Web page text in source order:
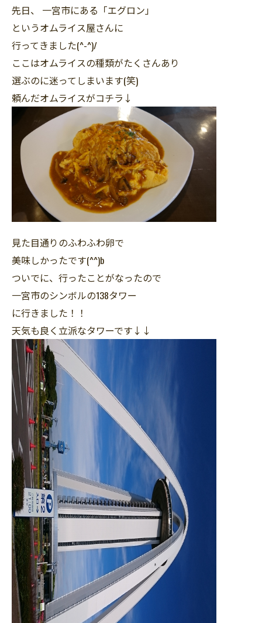
先日、 一宮市にある「エグロン」
というオムライス屋さんに
行ってきました(^-^)/
ここはオムライスの種類がたくさんあり
選ぶのに迷ってしまいます(笑)
頼んだオムライスがコチラ↓
見た目通りのふわふわ卵で
美味しかったです(^^)b
ついでに、行ったことがなったので
一宮市のシンボルの138タワー
に行きました！！
天気も良く立派なタワーです↓↓